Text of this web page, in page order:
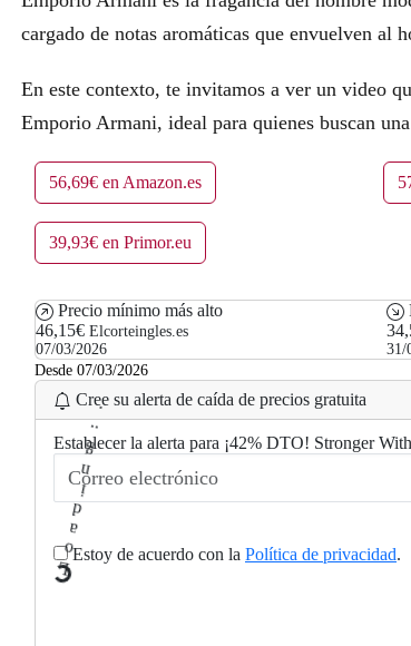
cargado de notas aromáticas que envuelven al
En este contexto, te invitamos a ver un video
Emporio Armani, ideal para quienes buscan
56,69€ en Amazon.es
39,93€ en Primor.eu
Precio mínimo más alto
46,15€ Elcorteingles.es
07/03/2026
31/
Desde 07/03/2026
Cree su alerta de caída de precios gratuita
Establecer la alerta para ¡42% DTO! Stronger
Estoy de acuerdo con la Política de privacidad.
L
o